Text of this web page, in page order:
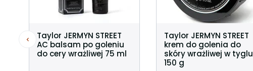
Taylor JERMYN STREET
AC balsam po goleniu
do cery wrażliwej 75 ml
Taylor JERMYN STREET
krem do golenia do
skóry wrażliwej w tyglu
150 g